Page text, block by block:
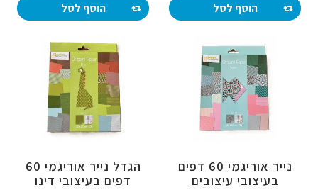
הוסף לסל הוסף לסל
נייר אוריגמי 60 דפים
בעיצובי עיצובים
הגדל נייר אוריגמי 60
דפים בעיצובי דינו